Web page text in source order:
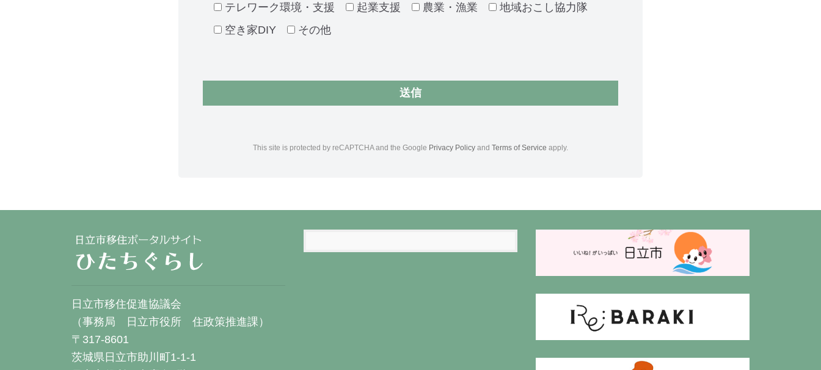
テレワーク環境・支援
起業支援 農業・漁業
地域おこし協力隊
空き家DIY
その他
This site is protected by reCAPTCHA and the Google Privacy Policy and Terms of Service apply.
日立市移住促進協議会
（事務局 日立市役所 住政策推進課）
〒317-8601
茨城県日立市助川町1-1-1